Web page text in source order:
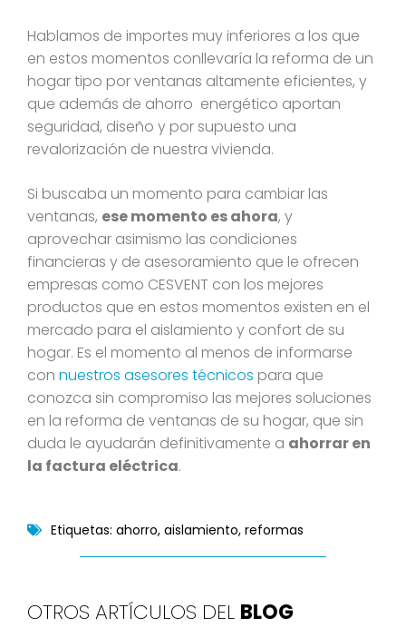
Hablamos de importes muy inferiores a los que
en estos momentos conllevaría la reforma de un
hogar tipo por ventanas altamente eficientes, y
que además de ahorro energético aportan
seguridad, diseño y por supuesto una
revalorización de nuestra vivienda.
Si buscaba un momento para cambiar las
ventanas, ese momento es ahora, y
aprovechar asimismo las condiciones
financieras y de asesoramiento que le ofrecen
empresas como CESVENT con los mejores
productos que en estos momentos existen en el
mercado para el aislamiento y confort de su
hogar. Es el momento al menos de informarse
con nuestros asesores técnicos para que
conozca sin compromiso las mejores soluciones
en la reforma de ventanas de su hogar, que sin
duda le ayudarán definitivamente a ahorrar en
la factura eléctrica.
Etiquetas: ahorro, aislamiento, reformas
OTROS ARTÍCULOS DEL BLOG